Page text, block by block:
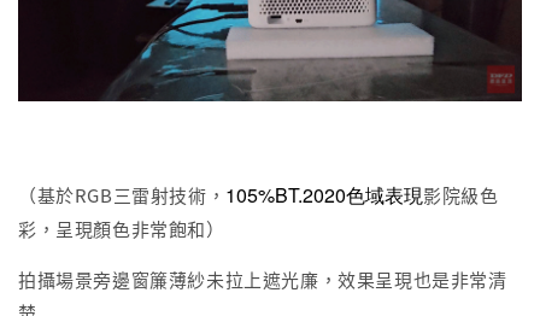
（基於RGB三雷射技術， 105%BT.2020色域表現影院級色
彩，呈現顏色非常飽和）
拍攝場景旁邊窗簾薄紗未拉上遮光廉，效果呈現也是非常清